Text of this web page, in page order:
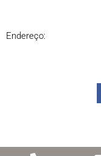
Endereço: